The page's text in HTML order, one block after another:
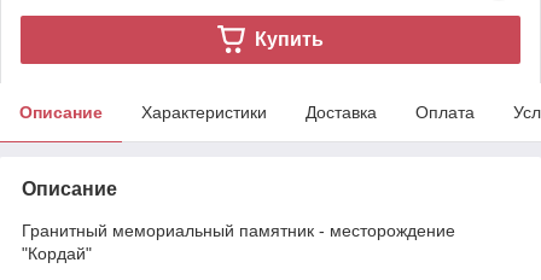
Купить
Описание Характеристики Доставка Оплата
Описание
Гранитный мемориальный памятник - месторождение
"Кордай"